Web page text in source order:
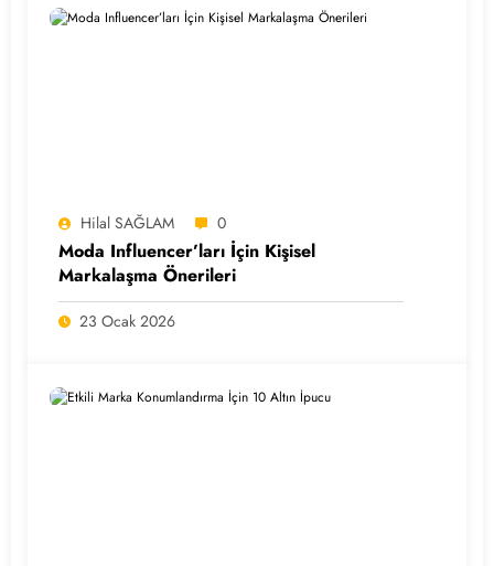
Hilal SAĞLAM 0
Moda Influencer’ları İçin Kişisel
Markalaşma Önerileri
23 Ocak 2026